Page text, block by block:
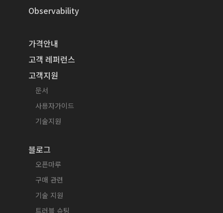
Observability
가격안내
고객 레퍼런스
고객지원
문서
사용자가이드
기술지원
블로그
오픈마루
구매 관련
기술 지원
트러블 슈팅